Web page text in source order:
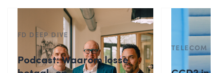
FD DEEP DIVE
Podcast: Waarom losse
TELECOM